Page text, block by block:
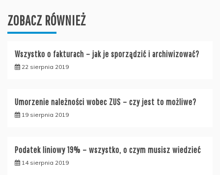
ZOBACZ RÓWNIEŻ
Wszystko o fakturach – jak je sporządzić i archiwizować?
22 sierpnia 2019
Umorzenie należności wobec ZUS – czy jest to możliwe?
19 sierpnia 2019
Podatek liniowy 19% – wszystko, o czym musisz wiedzieć
14 sierpnia 2019